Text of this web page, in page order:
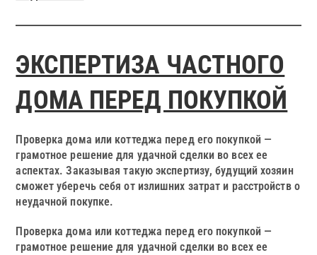
ЭКСПЕРТИЗА ЧАСТНОГО
ДОМА ПЕРЕД ПОКУПКОЙ
Проверка дома или коттеджа перед его покупкой —
грамотное решение для удачной сделки во всех ее
аспектах. Заказывая такую экспертизу, будущий хозяин
сможет уберечь себя от излишних затрат и расстройств о
неудачной покупке.
Проверка дома или коттеджа перед его покупкой —
грамотное решение для удачной сделки во всех ее